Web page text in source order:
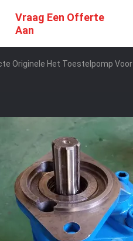
Vraag Een Offerte
Aan
Originele Het Toestelpomp Voor